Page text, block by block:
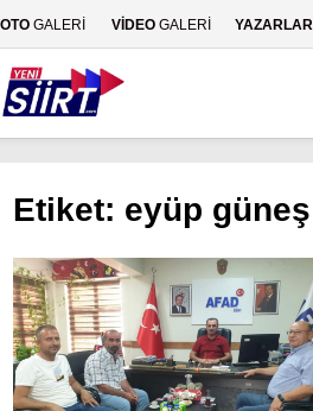
GALERİ VİDEO GALERİ YAZARLAR
Etiket: eyüp güneş